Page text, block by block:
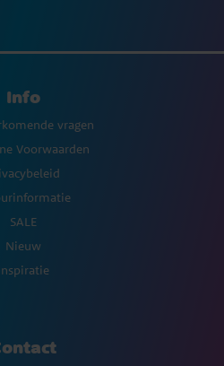
Info
vragen
Voorwaarden
SALE
Nieuw